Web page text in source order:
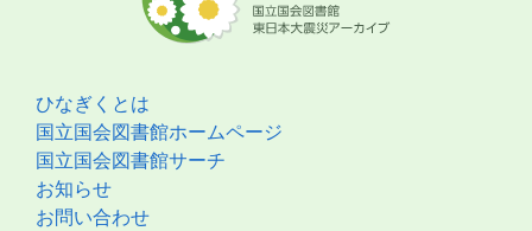
ひなぎくとは
国立国会図書館ホームページ
国立国会図書館サーチ
お知らせ
お問い合わせ